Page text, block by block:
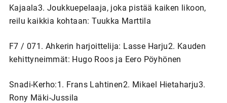
Kajaala3. Joukkuepelaaja, joka pistää kaiken likoon,
reilu kaikkia kohtaan: Tuukka Marttila
F7 / 071. Ahkerin harjoittelija: Lasse Harju2. Kauden
kehittyneimmät: Hugo Roos ja Eero Pöyhönen
Snadi-Kerho:1. Frans Lahtinen2. Mikael Hietaharju3.
Rony Mäki-Jussila